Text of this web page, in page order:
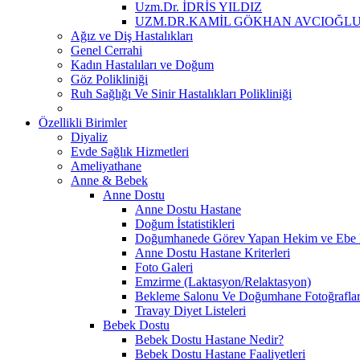
Uzm.Dr. İDRİS YILDIZ
UZM.DR.KAMİL GÖKHAN
Ağız ve Diş Hastalıkları
Genel Cerrahi
Kadın Hastalıları ve Doğum
Göz Polikliniği
Ruh Sağlığı Ve Sinir Hastalıkları Polikliniği
Özellikli Birimler
Diyaliz
Evde Sağlık Hizmetleri
Ameliyathane
Anne & Bebek
Anne Dostu
Anne Dostu Hastane
Doğum İstatistikleri
Doğumhanede Görev Yapan Hekim ve Ebe
Anne Dostu Hastane Kriterleri
Foto Galeri
Emzirme (Laktasyon/Relaktasyon)
Bekleme Salonu Ve Doğumhane
Travay Diyet Listeleri
Bebek Dostu
Bebek Dostu Hastane Nedir?
Bebek Dostu Hastane Faaliyetleri